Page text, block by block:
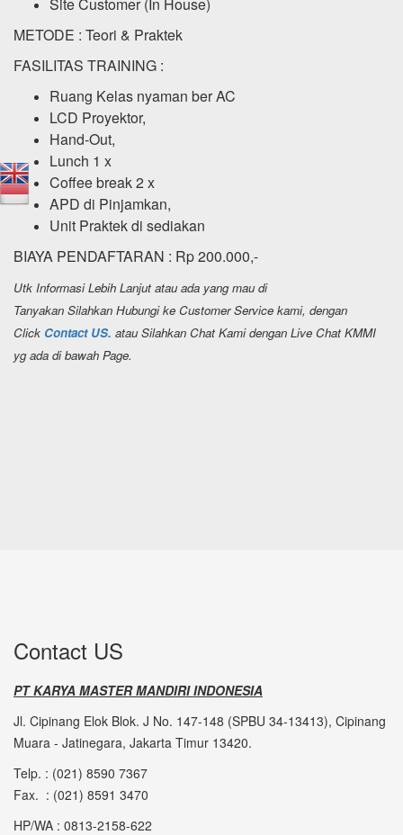
METODE : Teori & Praktek
FASILITAS TRAINING :
Ruang Kelas nyaman ber AC
LCD Proyektor,
Hand-Out,
Lunch 1 x
Coffee break 2 x
APD di Pinjamkan,
Unit Praktek di sediakan
BIAYA PENDAFTARAN : Rp 200.000,-
Utk Informasi Lebih Lanjut atau ada yang mau di
Tanyakan Silahkan Hubungi ke Customer Service kami, dengan
Click Contact US. atau Silahkan Chat Kami dengan Live Chat KMMI
yg ada di bawah Page.
Contact US
PT KARYA MASTER MANDIRI INDONESIA
Jl. Cipinang Elok Blok. J No. 147-148 (SPBU 34-13413), Cipinang
Muara - Jatinegara, Jakarta Timur 13420.
Telp. : (021) 8590 7367
Fax. : (021) 8591 3470
HP/WA : 0813-2158-622